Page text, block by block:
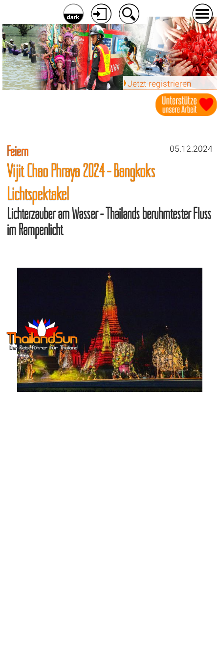
Jetzt registrieren
05.12.2024
Feiern
Vijit Chao Phraya 2024 - Bangkoks
Lichtspektakel
Lichterzauber am Wasser - Thailands berühmtester Fluss
im Rampenlicht